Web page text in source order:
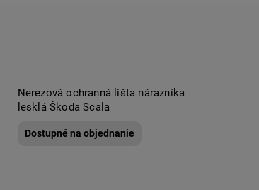
Nerezová ochranná lišta nárazníka
lesklá Škoda Scala
Dostupné na objednanie